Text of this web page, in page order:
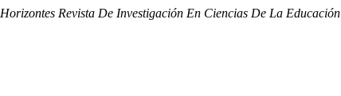
Horizontes Revista De Investigación En Ciencias De La Educación